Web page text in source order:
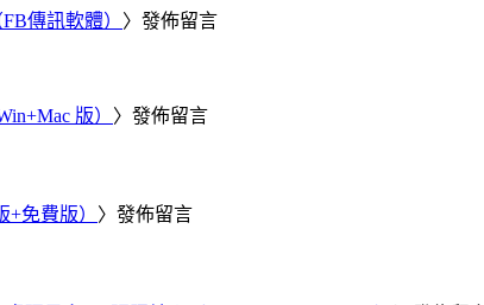
傳訊軟體） 〉發佈留言
版） 〉發佈留言
免費版） 〉發佈留言